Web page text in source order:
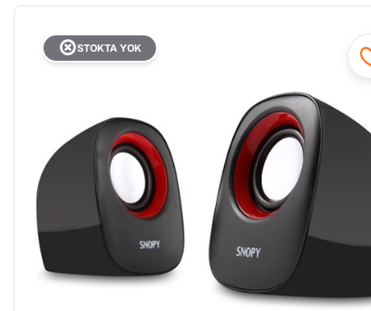
STOKTA YOK